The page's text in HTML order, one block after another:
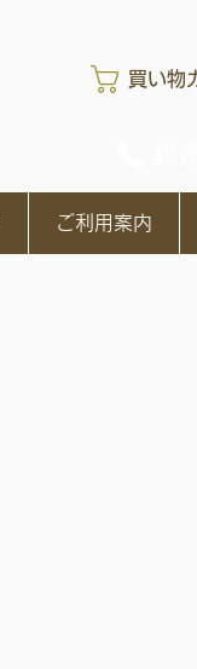
買い物
ご利用案内